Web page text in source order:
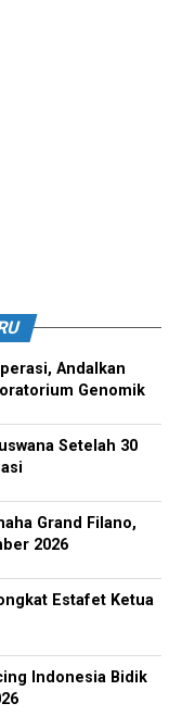
Andalkan
Genomik
Setelah 30
Grand Filano,
2026
Estafet Ketua
Indonesia Bidik